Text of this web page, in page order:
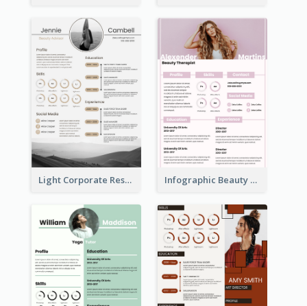
Light Corporate Resume Infographic Beauty Consultant Resume